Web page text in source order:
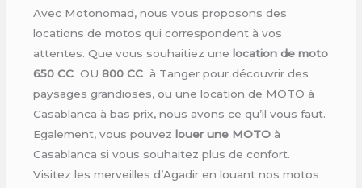
Avec Motonomad, nous vous proposons des
locations de motos qui correspondent à vos
attentes. Que vous souhaitiez une location de moto
650 CC OU800 CC à Tanger pour découvrir des
paysages grandioses, ou une location de MOTO à
Casablanca à bas prix, nous avons ce qu’il vous faut.
Egalement, vous pouvez louer une MOTO à
Casablanca si vous souhaitez plus de confort.
Visitez les merveilles d’Agadir en louant nos motos